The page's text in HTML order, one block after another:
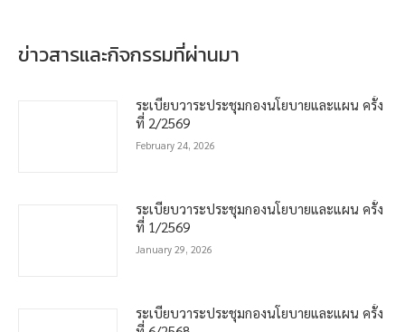
ข่าวสารและกิจกรรมที่ผ่านมา
ระเบียบวาระประชุมกองนโยบายและแผน ครั้ง
ที่ 2/2569
February 24, 2026
ระเบียบวาระประชุมกองนโยบายและแผน ครั้ง
ที่ 1/2569
January 29, 2026
ระเบียบวาระประชุมกองนโยบายและแผน ครั้ง